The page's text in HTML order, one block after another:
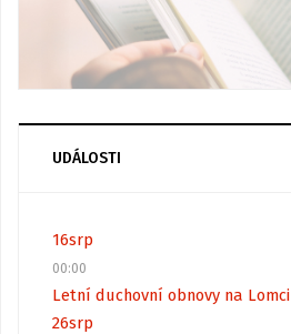
UDÁLOSTI
16srp
00:00
Letní duchovní obnovy na Lomci
26srp